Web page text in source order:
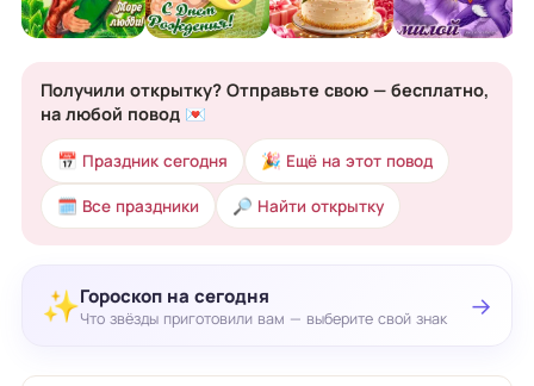
Получили открытку? Отправьте свою — бесплатно,
на любой повод 💌
📅 Праздник сегодня 🎉 Ещё на этот повод
🗓 Все праздники 🔎 Найти открытку
✨Гороскоп на сегодня
Что звёзды приготовили вам — выберите свой знак →